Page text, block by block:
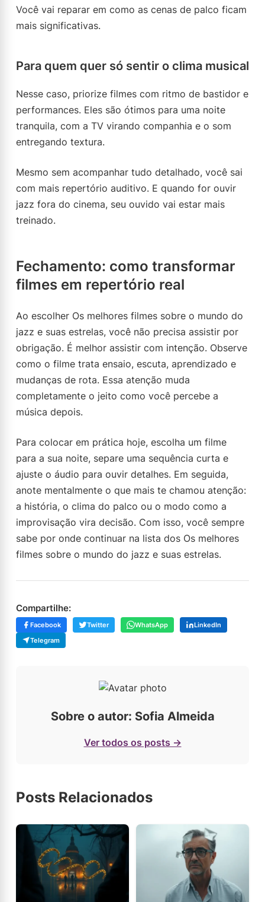
Você vai reparar em como as cenas de palco ficam
mais significativas.
Para quem quer só sentir o clima musical
Nesse caso, priorize filmes com ritmo de bastidor e
performances. Eles são ótimos para uma noite
tranquila, com a TV virando companhia e o som
entregando textura.
Mesmo sem acompanhar tudo detalhado, você sai
com mais repertório auditivo. E quando for ouvir
jazz fora do cinema, seu ouvido vai estar mais
treinado.
Fechamento: como transformar
filmes em repertório real
Ao escolher Os melhores filmes sobre o mundo do
jazz e suas estrelas, você não precisa assistir por
obrigação. É melhor assistir com intenção. Observe
como o filme trata ensaio, escuta, aprendizado e
mudanças de rota. Essa atenção muda
completamente o jeito como você percebe a
música depois.
Para colocar em prática hoje, escolha um filme
para a sua noite, separe uma sequência curta e
ajuste o áudio para ouvir detalhes. Em seguida,
anote mentalmente o que mais te chamou atenção:
a história, o clima do palco ou o modo como a
improvisação vira decisão. Com isso, você sempre
sabe por onde continuar na lista dos Os melhores
filmes sobre o mundo do jazz e suas estrelas.
Compartilhe:
Facebook Twitter WhatsApp
LinkedIn
Telegram
Sobre o autor: Sofia Almeida
Ver todos os posts →
Posts Relacionados